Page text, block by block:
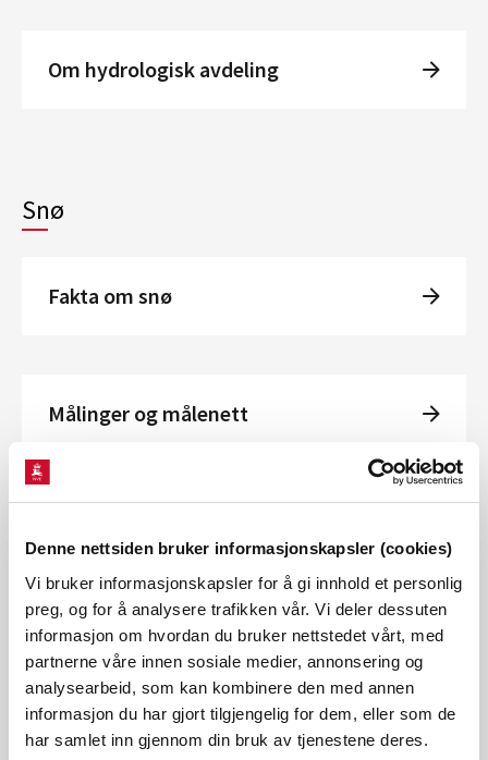
Denne nettsiden bruker informasjonskapsler (cookies)
Vi bruker informasjonskapsler for å gi innhold et personlig
preg, og for å analysere trafikken vår. Vi deler dessuten
informasjon om hvordan du bruker nettstedet vårt, med
partnerne våre innen sosiale medier, annonsering og
analysearbeid, som kan kombinere den med annen
informasjon du har gjort tilgjengelig for dem, eller som de
har samlet inn gjennom din bruk av tjenestene deres.
Om hydrologisk avdeling
Snø
Fakta om snø
Målinger og målenett
Forskning